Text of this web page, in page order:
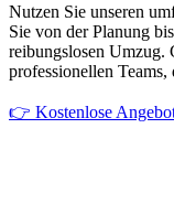
Nutzen Sie unseren
Sie von der Planung
reibungslosen Umzug.
professionellen
👉 Kostenlose